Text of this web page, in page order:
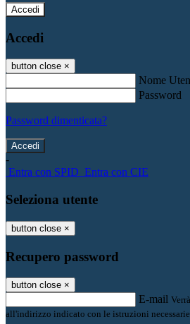
Accedi
Accedi
button close ×
Nome
Password
Password dimenticata?
-
Entra con SPID Entra con CIE
Seleziona utente
button close ×
Recupero password
button close ×
E-mail
all'indirizzo indicato con le istruzioni